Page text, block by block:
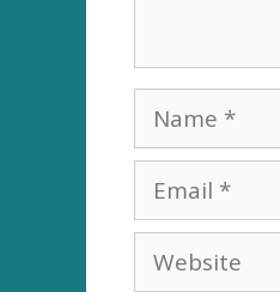
Name
Email
Website